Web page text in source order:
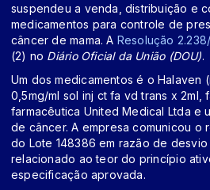
suspendeu a venda, distribuição e
medicamentos para controle de
câncer de mama. A Resolução
(2) no Diário Oficial da União (DOU).
Um dos medicamentos é o Halaven
0,5mg/ml sol inj ct fa vd trans x 2ml,
farmacêutica United Medical Ltda e
de câncer. A empresa comunicou o
do Lote 148386 em razão de desvio
relacionado ao teor do princípio
especificação aprovada.